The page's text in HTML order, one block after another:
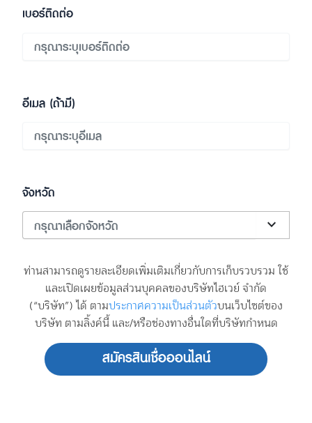
เบอร์ติดต่อ
อีเมล (ถ้ามี)
จังหวัด
stat_minus_1
ท่านสามารถดูรายละเอียดเพิ่มเติมเกี่ยวกับการเก็บรวบรวม ใช้
และเปิดเผยข้อมูลส่วนบุคคลของบริษัทไฮเวย์ จำกัด
(“บริษัท”) ได้ ตามประกาศความเป็นส่วนตัวบนเว็บไซต์ของ
บริษัท ตามลิ้งค์นี้ และ/หรือช่องทางอื่นใดที่บริษัทกำหนด
สมัครสินเชื่อออนไลน์